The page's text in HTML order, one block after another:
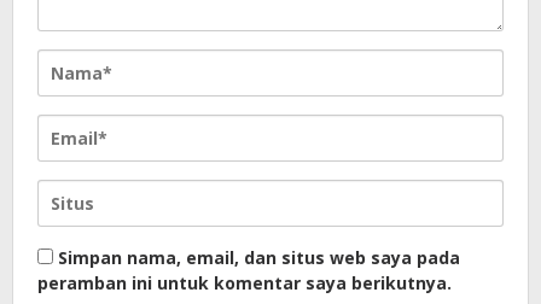
Simpan nama, email, dan situs web saya pada
peramban ini untuk komentar saya berikutnya.